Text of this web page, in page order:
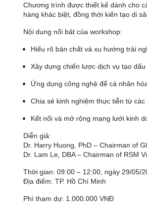
Chương trình được thiết kế dành cho
hàng khác biệt, đồng thời kiến tạo di
Nội dung nổi bật của workshop:
Hiểu rõ bản chất và xu hướng trải
Xây dựng chiến lược dịch vụ tạo
Ứng dụng công nghệ để cá nhân
Chia sẻ kinh nghiệm thực tiễn từ
Kết nối và mở rộng mạng lưới kinh
Diễn giả:
Dr. Harry Huong, PhD – Chairman of
Dr. Lam Le, DBA – Chairman of RSM
Thời gian: 09:00 – 12:00, ngày 29/05/
Địa điểm: TP. Hồ Chí Minh
Phí tham dự: 1.000.000 VNĐ